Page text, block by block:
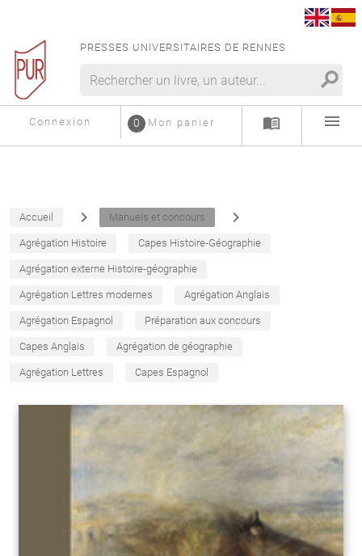
PRESSES UNIVERSITAIRES DE RENNES
search
Connexion Mon panier
0 menu_book menu
Accueil navigate_next Manuels et concours navigate_next
Agrégation Histoire Capes Histoire-Géographie
Agrégation externe Histoire-géographie
Agrégation Lettres modernes Agrégation Anglais
Agrégation Espagnol Préparation aux concours
Capes Anglais Agrégation de géographie
Agrégation Lettres Capes Espagnol